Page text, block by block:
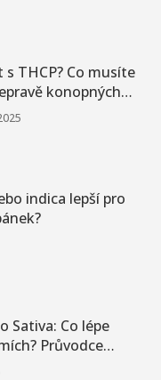
THCP? Co musíte
konopných
dopravě
indica lepší pro
Sativa: Co lépe
Průvodce